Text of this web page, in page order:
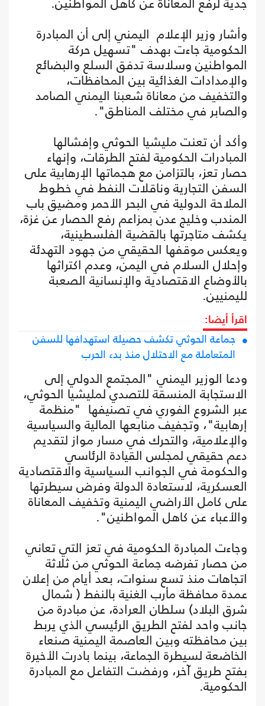
وأشار وزير الإعلام اليمني إلى أن المبادرة
الحكومية جاءت بهدف "تسهيل حركة
المواطنين وسلاسة تدفق السلع والبضائع
والإمدادات الغذائية بين المحافظات،
والتخفيف من معاناة شعبنا اليمني الصامد
والصابر في مختلف المناطق".
وأكد أن تعنت مليشيا الحوثي وإفشالها
المبادرات الحكومية لفتح الطرقات، وإنهاء
حصار تعز، بالتزامن مع هجماتها الإرهابية على
السفن التجارية وناقلات النفط في خطوط
الملاحة الدولية في البحر الأحمر ومضيق باب
المندب وخليج عدن بمزاعم رفع الحصار عن غزة،
يكشف متاجرتها بالقضية الفلسطينية،
ويعكس موقفها الحقيقي من جهود التهدئة
وإحلال السلام في اليمن، وعدم اكتراثها
بالأوضاع الاقتصادية والإنسانية الصعبة
لليمنيين.
اقرأ أيضا:
جماعة الحوثي تكشف حصيلة استهدافها للسفن
المتعاملة مع الاحتلال منذ بدء الحرب
ودعا الوزير اليمني "المجتمع الدولي إلى
الاستجابة المنسقة للتصدي لمليشيا الحوثي،
عبر الشروع الفوري في تصنيفها "منظمة
إرهابية"، وتجفيف منابعها المالية والسياسية
والإعلامية، والتحرك في مسار مواز لتقديم
دعم حقيقي لمجلس القيادة الرئاسي
والحكومة في الجوانب السياسية والاقتصادية
العسكرية، لاستعادة الدولة وفرض سيطرتها
على كامل الأراضي اليمنية وتخفيف المعاناة
والأعباء عن كاهل المواطنين".
وجاءت المبادرة الحكومية في تعز التي تعاني
من حصار تفرضه جماعة الحوثي من ثلاثة
اتجاهات منذ تسع سنوات، بعد أيام من إعلان
عمدة محافظة مأرب الغنية بالنفط ( شمال
شرق البلاد) سلطان العرادة، عن مبادرة من
جانب واحد لفتح الطريق الرئيسي الذي يربط
بين محافظته وبين العاصمة اليمنية صنعاء
الخاضعة لسيطرة الجماعة، بينما بادرت الأخيرة
بفتح طريق آخر، ورفضت التفاعل مع المبادرة
الحكومية.